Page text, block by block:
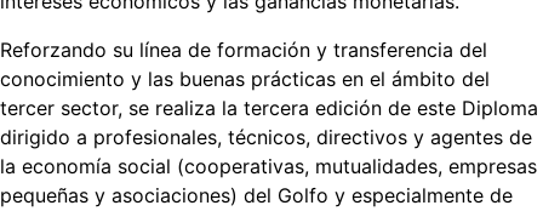
Reforzando su línea de formación y transferencia del
conocimiento y las buenas prácticas en el ámbito del
tercer sector, se realiza la tercera edición de este Diploma
dirigido a profesionales, técnicos, directivos y agentes de
la economía social (cooperativas, mutualidades, empresas
pequeñas y asociaciones) del Golfo y especialmente de